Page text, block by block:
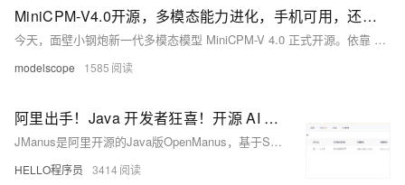
MiniCPM-V4.0开源，多模态能力进化，手机可用，还有最全CookBook！
今天，面壁小钢炮新一代多模态模型 MiniCPM-V 4.0 正式开源。依靠 4B 参数，取得 在 OpenCompass、OCRBench、MathVista 等多个榜单上取得了同级 SOTA 成绩，且 实现了在手机上稳定、丝滑运行。此外，官方也正式开源了 推理部署工具 MiniCPM-V CookBook，帮助开发者面向不同需求、不同场景、不同设备，均可实现开箱即用的轻量、简易部署。
modelscope 1585
阿里出手！Java 开发者狂喜！开源 AI Agent 框架 JManus 来了，初次见面就心动～
JManus是阿里开源的Java版OpenManus，基于Spring AI Alibaba框架，助力Java开发者便捷应用AI技术。支持多Agent框架、网页配置、MCP协议及PLAN-ACT模式，可集成多模型，适配阿里云百炼平台与本地ollama。提供Docker与源码部署方式，具备无限上下文处理能力，适用于复杂AI场景。当前仍在完善模型配置等功能，欢迎参与开源共建。
HELLO程序员 3414